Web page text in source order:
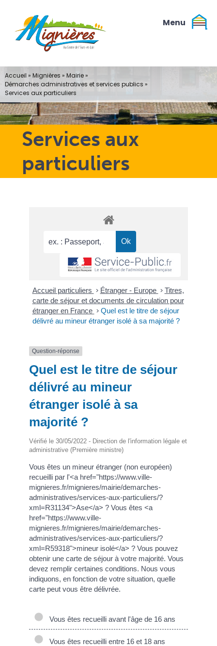
contenu
Services aux
particuliers
Accueil » Mignières » Mairie»
Démarches administratives et services publics »
Services aux particuliers
Accueil particuliers > Étranger - Europe > Titres,
carte de séjour et documents de circulation pour
étranger en France > Quel est le titre de séjour
délivré au mineur étranger isolé à sa majorité ?
Question-réponse
Quel est le titre de séjour
délivré au mineur
étranger isolé à sa
majorité ?
Vérifié le 30/05/2022 - Direction de l'information légale et
administrative (Première ministre)
Vous êtes un mineur étranger (non européen)
recueilli par l'<a href="https://www.ville-
mignieres.fr/mignieres/mairie/demarches-
administratives/services-aux-particuliers/?
xml=R31134">Ase</a> ? Vous êtes <a
href="https://www.ville-
mignieres.fr/mignieres/mairie/demarches-
administratives/services-aux-particuliers/?
xml=R59318">mineur isolé</a> ? Vous pouvez
obtenir une carte de séjour à votre majorité. Vous
devez remplir certaines conditions. Nous vous
indiquons, en fonction de votre situation, quelle
carte peut vous être délivrée.
Vous êtes recueilli avant l'âge de 16 ans
Vous êtes recueilli entre 16 et 18 ans